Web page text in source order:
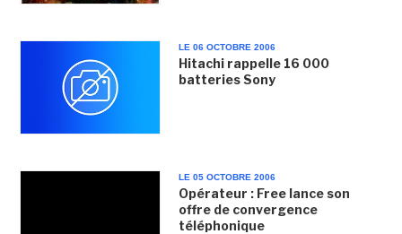
LE 06 OCTOBRE 2006
Hitachi rappelle 16 000
batteries Sony
LE 05 OCTOBRE 2006
Opérateur : Free lance son
offre de convergence
téléphonique